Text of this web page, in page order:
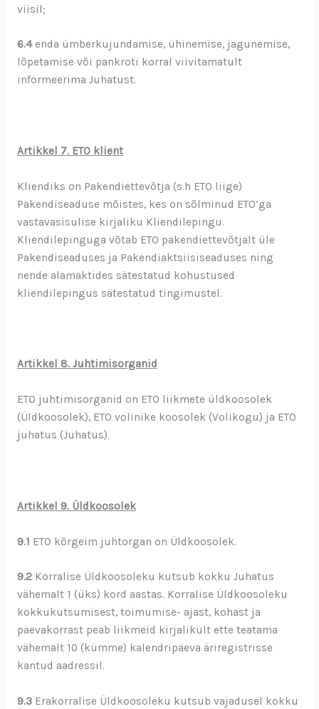
viisil;
6.4enda ümberkujundamise, ühinemise, jagunemise,
lõpetamise või pankroti korral viivitamatult
informeerima Juhatust.
Artikkel 7. ETO klient
Kliendiks on Pakendiettevõtja (s.h ETO liige)
Pakendiseaduse mõistes, kes on sõlminud ETO’ga
vastavasisulise kirjaliku Kliendilepingu.
Kliendilepinguga võtab ETO pakendiettevõtjalt üle
Pakendiseaduses ja Pakendiaktsiisiseaduses ning
nende alamaktides sätestatud kohustused
kliendilepingus sätestatud tingimustel.
Artikkel 8. Juhtimisorganid
ETO juhtimisorganid on ETO liikmete üldkoosolek
(Üldkoosolek), ETO volinike koosolek (Volikogu) ja ETO
juhatus (Juhatus).
Artikkel 9. Üldkoosolek
9.1 ETO kõrgeim juhtorgan on Üldkoosolek.
9.2Korralise Üldkoosoleku kutsub kokku Juhatus
vähemalt 1 (üks) kord aastas. Korralise Üldkoosoleku
kokkukutsumisest, toimumise- ajast, kohast ja
päevakorrast peab liikmeid kirjalikult ette teatama
vähemalt 10 (kümme) kalendripäeva äriregistrisse
kantud aadressil.
9.3Erakorralise Üldkoosoleku kutsub vajadusel kokku